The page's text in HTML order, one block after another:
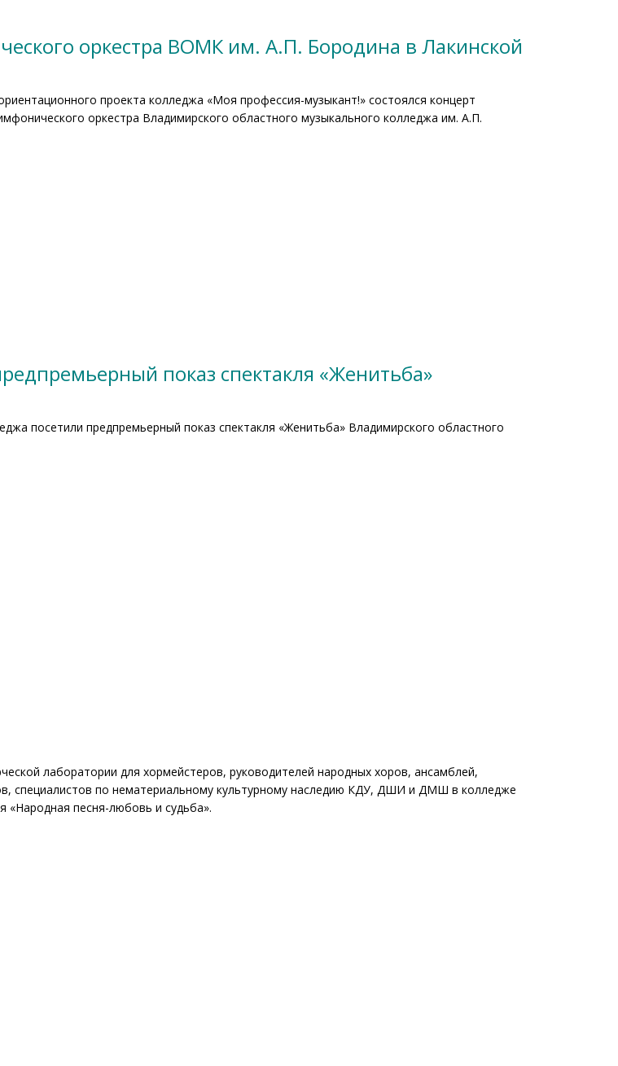
оркестра ВОМК им. А.П. Бородина в Лакинской
проекта колледжа «Моя профессия-музыкант!» состоялся концерт
оркестра Владимирского областного музыкального колледжа им. А.П.
показ спектакля «Женитьба»
посетили предпремьерный показ спектакля «Женитьба» Владимирского областного
лаборатории для хормейстеров, руководителей народных хоров, ансамблей,
специалистов по нематериальному культурному наследию КДУ, ДШИ и ДМШ в колледже
«Народная песня-любовь и судьба».